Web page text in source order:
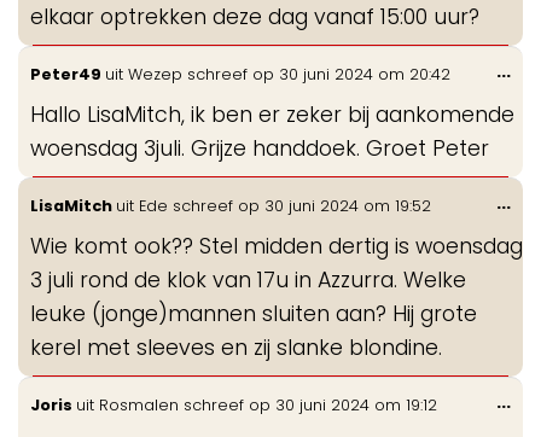
elkaar optrekken deze dag vanaf 15:00 uur?
Peter49 uit Wezep schreef op 30 juni 2024 om 20:42
Hallo LisaMitch, ik ben er zeker bij aankomende
woensdag 3juli. Grijze handdoek. Groet Peter
...
LisaMitch uit Ede schreef op 30 juni 2024 om 19:52
Wie komt ook?? Stel midden dertig is woensdag
3 juli rond de klok van 17u in Azzurra. Welke
leuke (jonge)mannen sluiten aan? Hij grote
kerel met sleeves en zij slanke blondine.
...
Joris uit Rosmalen schreef op 30 juni 2024 om 19:12 ...